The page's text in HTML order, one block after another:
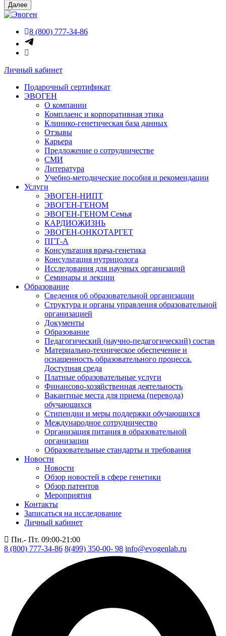
Далее
8 (800) 777-34-86
Личный кабинет
Подарочный сертификат
ЭВОГЕН
О компании
Комплаенс и корпоративная этика
Клинико-генетическая база данных
Отзывы
Карьера
Предложение о сотрудничестве
СМИ
Литература
Учебно-методические пособия и рекомендации
Услуги
ЭВОГЕН-НИПТ
ЭВОГЕН-ГЕНОМ
ЭВОГЕН-ГЕНОМ Семья
КАРДИОЖИЗНЬ
ЭВОГЕН-ОНКОТАРГЕТ
ПГТ-А
Консультация врача-генетика
Консультация нутрицолога
Исследования для научных организаций
Семинары и лекции
Образование
Сведения об образовательной организации
Структура и органы управления образовательной
организацией
Документы
Образование
Педагогический (научно-педагогический) состав
Материально-техническое обеспечение и
оснащенность образовательного процесса.
Доступная среда
Платные образовательные услуги
Финансово-хозяйственная деятельность
Вакантные места для приема (перевода)
обучающихся
Стипендии и меры поддержки обучающихся
Международное сотрудничество
Организация питания в образовательной
организации
Образовательные стандарты и требования
Новости
Новости
Обзор новостей в сфере генетики
Обзор патентов
Мероприятия
Контакты
Записаться на исследование
Личный кабинет
Пн.- Пт. 09:00-21:00
8 (800) 777-34-86 8(499) 350-00- 98 info@evogenlab.ru